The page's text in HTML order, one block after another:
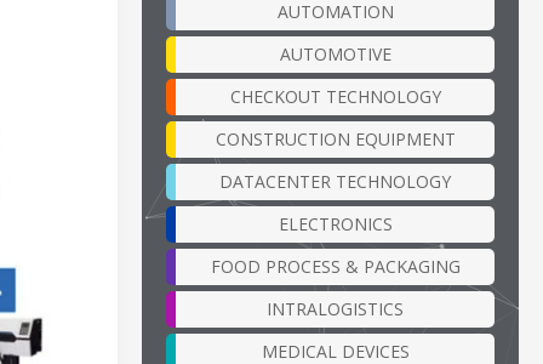
AUTOMATION
AUTOMOTIVE
CHECKOUT TECHNOLOGY
CONSTRUCTION EQUIPMENT
DATACENTER TECHNOLOGY
ELECTRONICS
FOOD PROCESS & PACKAGING
INTRALOGISTICS
MEDICAL DEVICES